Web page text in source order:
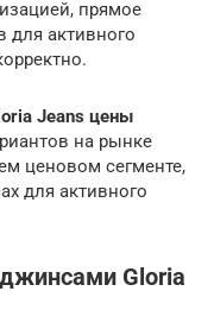
прямое
для активного
Jeans цены
на рынке
ценовом сегменте,
для активного
Gloria